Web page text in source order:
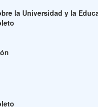
la Universidad y la